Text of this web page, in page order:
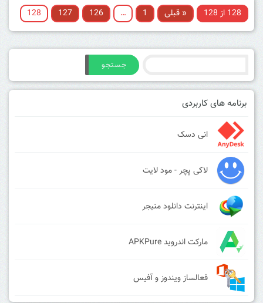
128 از 128 « قبلی 1
…
126
127
128
جستجو
برنامه های کاربردی
انی دسک
لاکی پچر - مود لایت
اینترنت دانلود منیجر
مارکت اندروید APKPure
فعالساز ویندوز و آفیس